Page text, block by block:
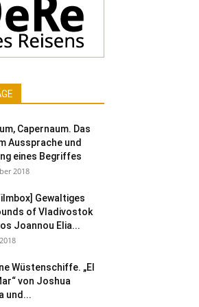
Capernaum. Das
Aussprache und
eines Begriffes
2018
Gewaltiges
of Vladivostok
Joannou Elia...
Wüstenschiffe. „El
von Joshua
und...